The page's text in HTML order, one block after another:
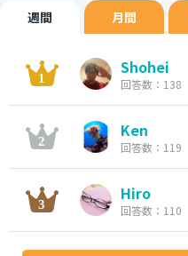
週間 月間
Shohei
回答数：138
Ken
回答数：119
Hiro
回答数：110